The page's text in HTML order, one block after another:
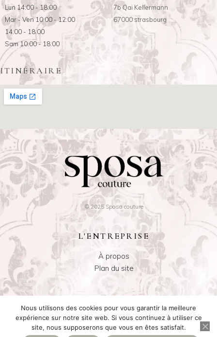
Lun 14:00 - 18:00
Mar - Ven 10:00 - 12:00
14:00 - 18:00
Sam 10:00 - 18:00
7b Qai Kellermann
67000 strasbourg
ITINÉRAIRE
© 2025 Sposa couture
L'ENTREPRISE
À propos
Plan du site
CENTRE D'AIDE
Nous contacter par mail
Nous contacter pa téléphone
Nous utilisons des cookies pour vous garantir la meilleure
expérience sur notre site web. Si vous continuez à utiliser ce
site, nous supposerons que vous en êtes satisfait.